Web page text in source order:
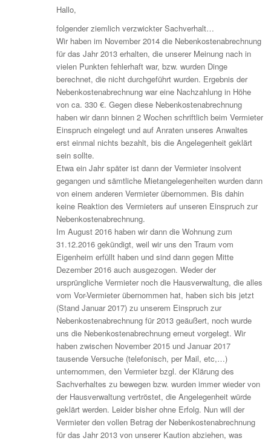
Hallo,
folgender ziemlich verzwickter Sachverhalt…
Wir haben im November 2014 die Nebenkostenabrechnung
für das Jahr 2013 erhalten, die unserer Meinung nach in
vielen Punkten fehlerhaft war, bzw. wurden Dinge
berechnet, die nicht durchgeführt wurden. Ergebnis der
Nebenkostenabrechnung war eine Nachzahlung in Höhe
von ca. 330 €. Gegen diese Nebenkostenabrechnung
haben wir dann binnen 2 Wochen schriftlich beim Vermieter
Einspruch eingelegt und auf Anraten unseres Anwaltes
erst einmal nichts bezahlt, bis die Angelegenheit geklärt
sein sollte.
Etwa ein Jahr später ist dann der Vermieter insolvent
gegangen und sämtliche Mietangelegenheiten wurden dann
von einem anderen Vermieter übernommen. Bis dahin
keine Reaktion des Vermieters auf unseren Einspruch zur
Nebenkostenabrechnung.
Im August 2016 haben wir dann die Wohnung zum
31.12.2016 gekündigt, weil wir uns den Traum vom
Eigenheim erfüllt haben und sind dann gegen Mitte
Dezember 2016 auch ausgezogen. Weder der
ursprüngliche Vermieter noch die Hausverwaltung, die alles
vom Vor-Vermieter übernommen hat, haben sich bis jetzt
(Stand Januar 2017) zu unserem Einspruch zur
Nebenkostenabrechnung für 2013 geäußert, noch wurde
uns die Nebenkostenabrechnung erneut vorgelegt. Wir
haben zwischen November 2015 und Januar 2017
tausende Versuche (telefonisch, per Mail, etc,…)
unternommen, den Vermieter bzgl. der Klärung des
Sachverhaltes zu bewegen bzw. wurden immer wieder von
der Hausverwaltung vertröstet, die Angelegenheit würde
geklärt werden. Leider bisher ohne Erfolg. Nun will der
Vermieter den vollen Betrag der Nebenkostenabrechnung
für das Jahr 2013 von unserer Kaution abziehen, was